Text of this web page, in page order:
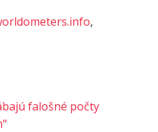
,
falošné počty